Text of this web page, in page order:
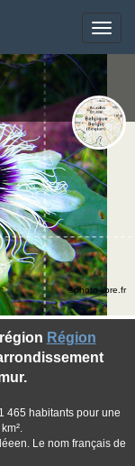
Toggle
Région
465 habitants pour une
Le nom français de
©photo-libre.fr
Toggle